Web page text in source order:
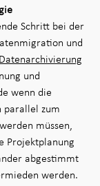
Schritt bei der
und
Datenarchivierung
und
wenn die
parallel zum
müssen,
Projektplanung
abgestimmt
werden.